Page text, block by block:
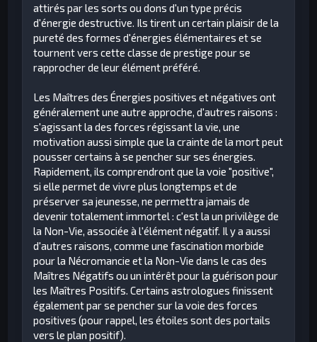
attirés par les sorts ou dons d'un type précis
d'énergie destructive. Ils tirent un certain plaisir de la
pureté des formes d'énergies élémentaires et se
tournent vers cette classe de prestige pour se
rapprocher de leur élément préféré.
Les Maîtres des Énergies positives et négatives ont
généralement une autre approche, d'autres raisons :
s'agissant la des forces régissant la vie, une
motivation aussi simple que la crainte de la mort peut
pousser certains à se pencher sur ses énergies.
Rapidement, ils comprendront que la voie "positive",
si elle permet de vivre plus longtemps et de
préserver sa jeunesse, ne permettra jamais de
devenir totalement immortel : c'est la un privilège de
la Non-Vie, associée à l'élément négatif. Il y a aussi
d'autres raisons, comme une fascination morbide
pour la Nécromancie et la Non-Vie dans le cas des
Maîtres Négatifs ou un intérêt pour la guérison pour
les Maîtres Positifs. Certains astrologues finissent
également par se pencher sur la voie des forces
positives (pour rappel, les étoiles sont des portails
vers le plan positif).